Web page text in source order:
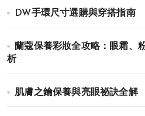
DW手環尺寸選購與穿搭指南
蘭蔻保養彩妝全攻略：眼霜、
析
肌膚之鑰保養與亮眼祕訣全解